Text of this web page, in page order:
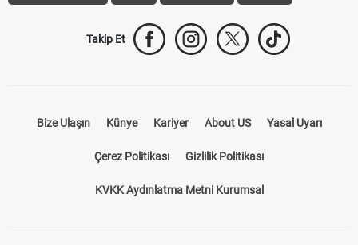
Takip Et
Bize Ulaşın Künye Kariyer About US Yasal Uyarı
Çerez Politikası Gizlilik Politikası
KVKK Aydınlatma Metni Kurumsal